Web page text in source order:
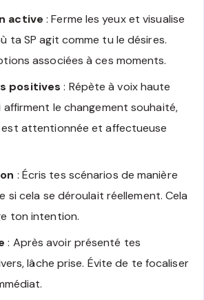
active : Ferme les yeux et visualise
ta SP agit comme tu le désires.
associées à ces moments.
positives : Répète à voix haute
affirment le changement souhaité,
est attentionnée et affectueuse
: Écris tes scénarios de manière
si cela se déroulait réellement. Cela
ton intention.
: Après avoir présenté tes
lâche prise. Évite de te focaliser